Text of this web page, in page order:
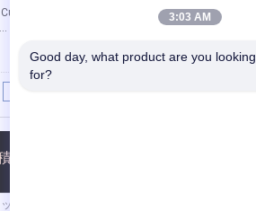
Tools For Woodworking Industry,
ベストプライス
依頼
3:03 AM
Good day, what product are you looking
for?